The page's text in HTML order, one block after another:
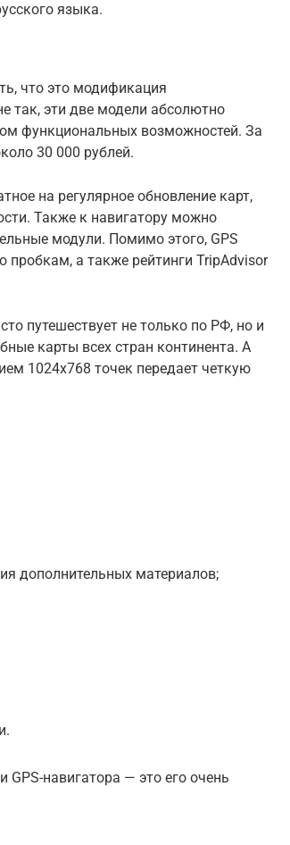
языка.
что это модификация
так, эти две модели абсолютно
функциональных возможностей. За
30 000 рублей.
на регулярное обновление карт,
Также к навигатору можно
модули. Помимо этого, GPS
пробкам, а также рейтинги TripAdvisor
путешествует не только по РФ, но и
карты всех стран континента. А
1024х768 точек передает четкую
дополнительных материалов;
навигатора — это его очень